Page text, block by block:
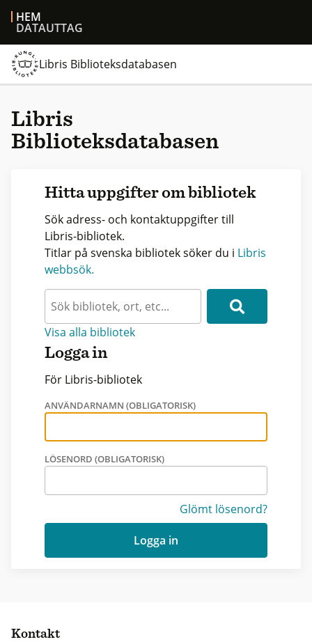
HEM
DATAUTTAG
Libris Biblioteksdatabasen
Libris
Biblioteksdatabasen
Hitta uppgifter om bibliotek
Sök adress- och kontaktuppgifter till
Libris-bibliotek.
Titlar på svenska bibliotek söker du i Libris
webbsök.
Visa alla bibliotek
Logga in
För Libris-bibliotek
ANVÄNDARNAMN (OBLIGATORISK)
LÖSENORD (OBLIGATORISK)
Glömt lösenord?
Logga in
Kontakt